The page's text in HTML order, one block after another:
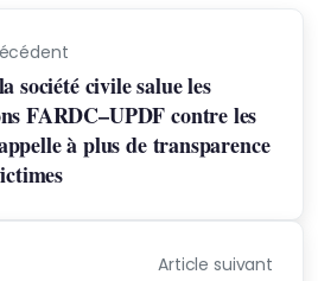
société civile salue les
FARDC–UPDF contre les
à plus de transparence
Article suivant